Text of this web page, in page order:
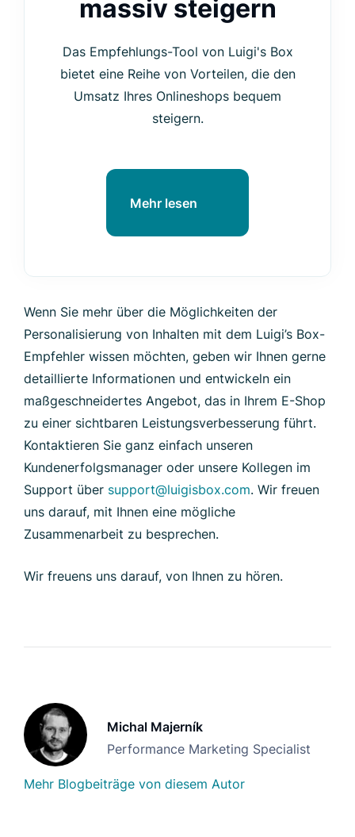
massiv steigern
Das Empfehlungs-Tool von Luigi's Box
bietet eine Reihe von Vorteilen, die den
Umsatz Ihres Onlineshops bequem
steigern.
Mehr lesen
Wenn Sie mehr über die Möglichkeiten der
Personalisierung von Inhalten mit dem Luigi’s Box-
Empfehler wissen möchten, geben wir Ihnen gerne
detaillierte Informationen und entwickeln ein
maßgeschneidertes Angebot, das in Ihrem E-Shop
zu einer sichtbaren Leistungsverbesserung führt.
Kontaktieren Sie ganz einfach unseren
Kundenerfolgsmanager oder unsere Kollegen im
Support über support@luigisbox.com. Wir freuen
uns darauf, mit Ihnen eine mögliche
Zusammenarbeit zu besprechen.
Wir freuens uns darauf, von Ihnen zu hören.
Michal Majerník
Performance Marketing Specialist
Mehr Blogbeiträge von diesem Autor